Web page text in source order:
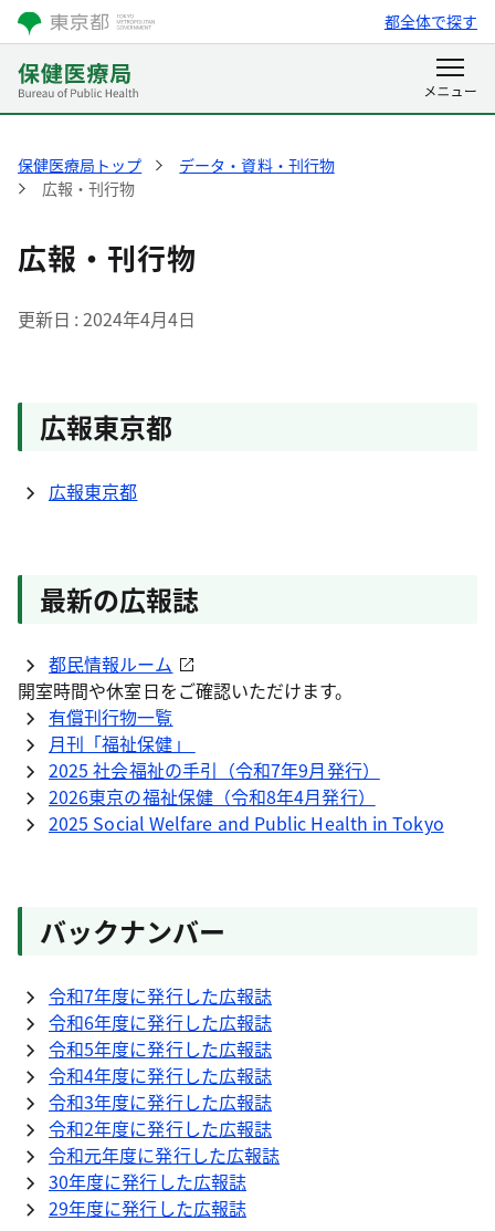
都全体で探す
保健医療局トップ
データ・資料・刊行物
広報・刊行物
広報・刊行物
更新日 2024年4月4日
広報東京都
広報東京都
最新の広報誌
都民情報ルーム
開室時間や休室日をご確認いただけます。
有償刊行物一覧
月刊「福祉保健」
2025 社会福祉の手引（令和7年9月発行）
2026東京の福祉保健（令和8年4月発行）
2025 Social Welfare and Public Health in Tokyo
バックナンバー
令和7年度に発行した広報誌
令和6年度に発行した広報誌
令和5年度に発行した広報誌
令和4年度に発行した広報誌
令和3年度に発行した広報誌
令和2年度に発行した広報誌
令和元年度に発行した広報誌
30年度に発行した広報誌
29年度に発行した広報誌